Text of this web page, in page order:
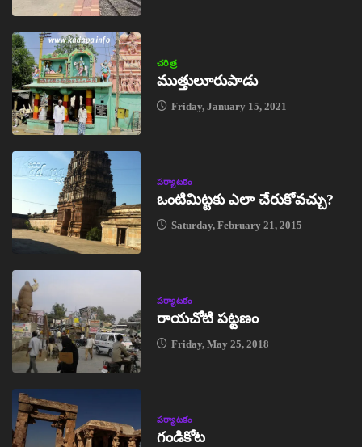
చరిత్ర
ముత్తులూరుపాడు
Friday, January 15, 2021
పర్యాటకం
ఒంటిమిట్టకు ఎలా చేరుకోవచ్చు?
Saturday, February 21, 2015
పర్యాటకం
రాయచోటి పట్టణం
Friday, May 25, 2018
పర్యాటకం
గండికోట